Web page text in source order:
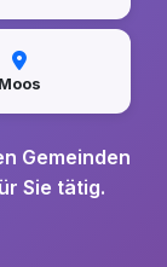
Moos
Gemeinden
Sie tätig.